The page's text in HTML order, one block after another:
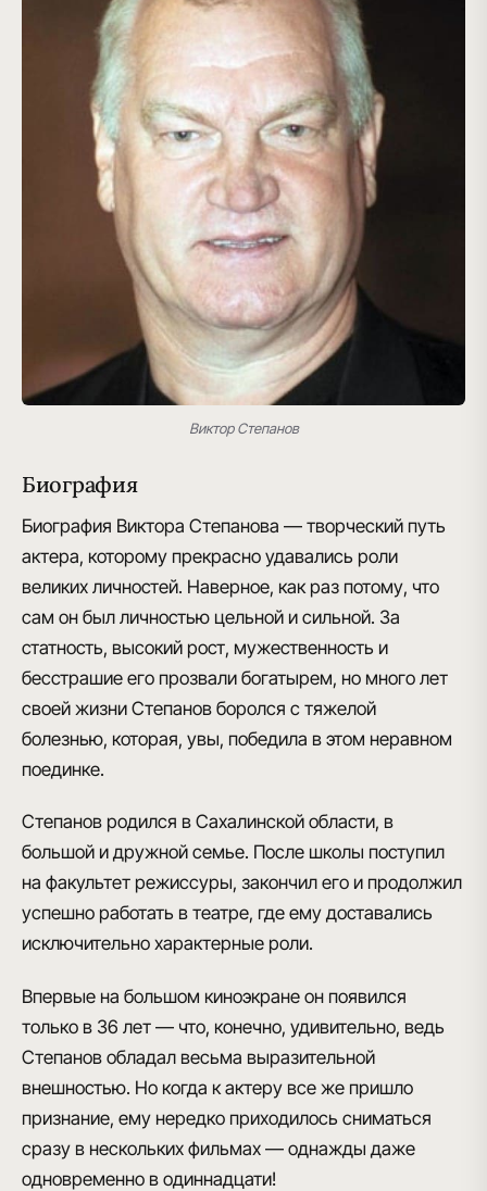
Виктор Степанов
Биография
Биография Виктора Степанова — творческий путь
актера, которому прекрасно удавались роли
великих личностей. Наверное, как раз потому, что
сам он был личностью цельной и сильной. За
статность, высокий рост, мужественность и
бесстрашие его прозвали богатырем, но много лет
своей жизни Степанов боролся с тяжелой
болезнью, которая, увы, победила в этом неравном
поединке.
Степанов родился в Сахалинской области, в
большой и дружной семье. После школы поступил
на факультет режиссуры, закончил его и продолжил
успешно работать в театре, где ему доставались
исключительно характерные роли.
Впервые на большом киноэкране он появился
только в 36 лет — что, конечно, удивительно, ведь
Степанов обладал весьма выразительной
внешностью. Но когда к актеру все же пришло
признание, ему нередко приходилось сниматься
сразу в нескольких фильмах — однажды даже
одновременно в одиннадцати!